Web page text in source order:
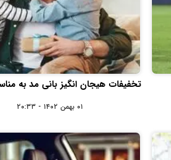
تخفیفات هیجان انگیز بانی مد به
۰۱ بهمن ۱۴۰۲ - ۲۰:۳۳